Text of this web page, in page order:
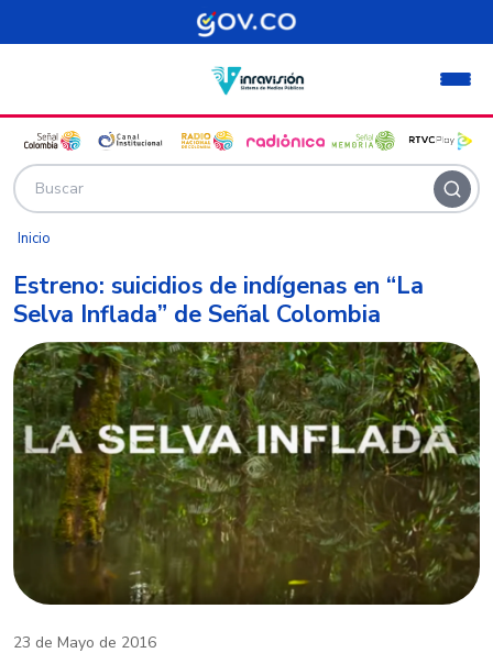
Pasar al contenido principal
Inicio
Estreno: suicidios de indígenas en “La
Selva Inflada” de Señal Colombia
23 de Mayo de 2016